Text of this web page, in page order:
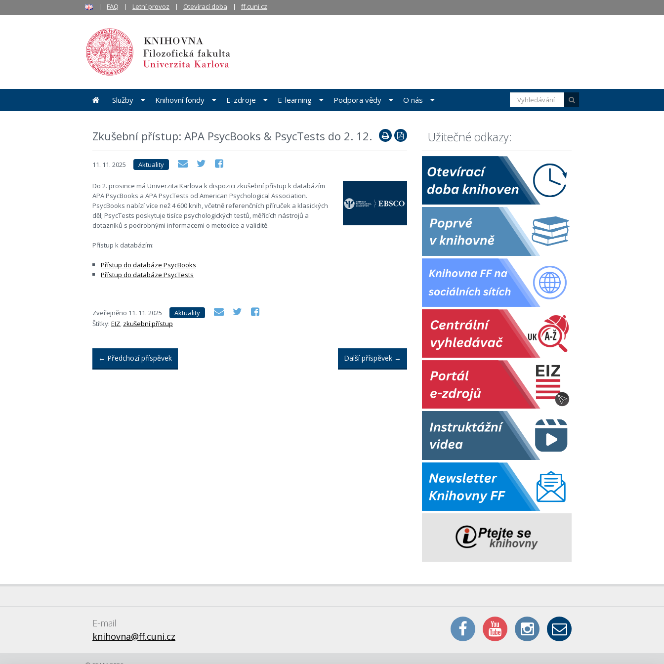
Zkušební přístup: APA PsycBooks & PsycTests do 2. 12.
11. 11. 2025 Aktuality
Do 2. prosince má Univerzita Karlova k dispozici zkušební přístup k databázím
APA PsycBooks a APA PsycTests od American Psychological Association.
PsycBooks nabízí více než 4 600 knih, včetně referenčních příruček a klasických
děl; PsycTests poskytuje tisíce psychologických testů, měřících nástrojů a
dotazníků s podrobnými informacemi o metodice a validitě.
Přístup k databázím:
Přístup do databáze PsycBooks
Přístup do databáze PsycTests
Zveřejněno 11. 11. 2025
Aktuality
Štítky: EIZ, zkušební přístup
← Předchozí příspěvek Další příspěvek →
Užitečné odkazy:
Služby Knihovní fondy E-zdroje E-learning Podpora vědy O nás
FAQ Letní provoz Otevírací doba ff.cuni.cz
E-mail
knihovna@ff.cuni.cz